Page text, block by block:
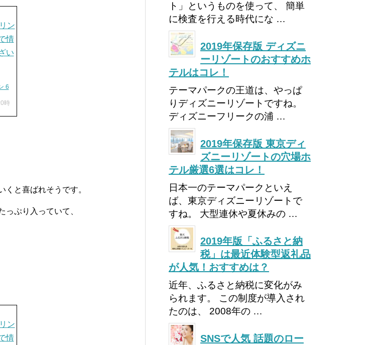
6
時
と喜ばれそうです。
ぷり入っていて、
ト」というものを使って、 簡単
に検査を行える時代にな …
2019年保存版 ディズニ
ーリゾートのおすすめホ
テルはコレ！
テーマパークの王道は、やっぱ
りディズニーリゾートですね。
ディズニーフリークの浦 …
2019年保存版 東京ディ
ズニーリゾートの穴場ホ
テル厳選6選はコレ！
日本一のテーマパークといえ
ば、東京ディズニーリゾートで
すね。 大型連休や夏休みの …
2019年版「ふるさと納
税」は最近体験型返礼品
が人気！おすすめは？
近年、ふるさと納税に変化がみ
られます。 この制度が導入され
たのは、 2008年の …
SNSで人気 話題のロー